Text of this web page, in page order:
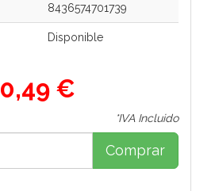
8436574701739
Disponible
0,49 €
*IVA Incluido
Comprar